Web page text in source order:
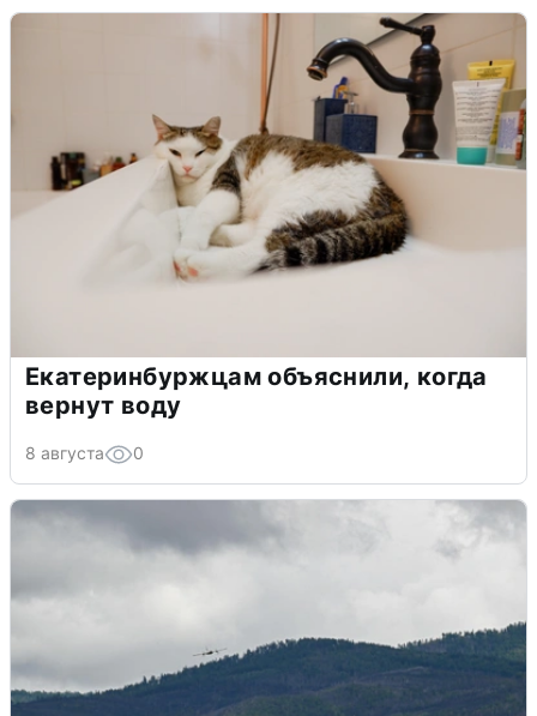
Екатеринбуржцам объяснили, когда
вернут воду
8 августа 0